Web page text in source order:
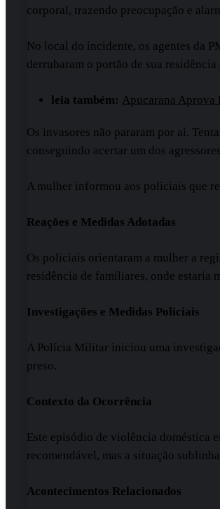
corporal, trazendo preocupação e
No local do incidente, os agentes da
derrubaram o portão de sua
leia também: Apucarana Aprova
Os invasores não pararam por aí.
conseguindo acertar um dos
A mulher informou aos policiais que
Reações e Medidas Adotadas
Os policiais orientaram a mulher a
residência de familiares, onde estaria
Investigações e Medidas Policiais
A Polícia Militar iniciou uma
preso.
Contexto da Ocorrência
Este episódio de violência doméstica
recomendável, mas a situação
Acontecimentos Relacionados